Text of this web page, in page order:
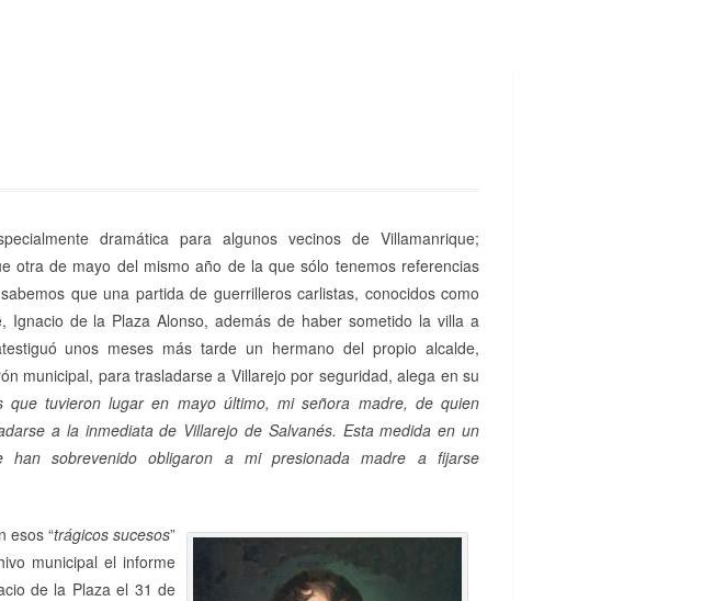
dramática para algunos vecinos de Villamanrique;
otra de mayo del mismo año de la que sólo tenemos referencias
que una partida de guerrilleros carlistas, conocidos como
Ignacio de la Plaza Alonso, además de haber sometido la villa a
unos meses más tarde un hermano del propio alcalde,
municipal, para trasladarse a Villarejo por seguridad, alega en su
que tuvieron lugar en mayo último, mi señora madre, de quien
a la inmediata de Villarejo de Salvanés. Esta medida en un
han sobrevenido obligaron a mi presionada madre a fijarse
esos “trágicos sucesos”
municipal el informe
de la Plaza el 31 de